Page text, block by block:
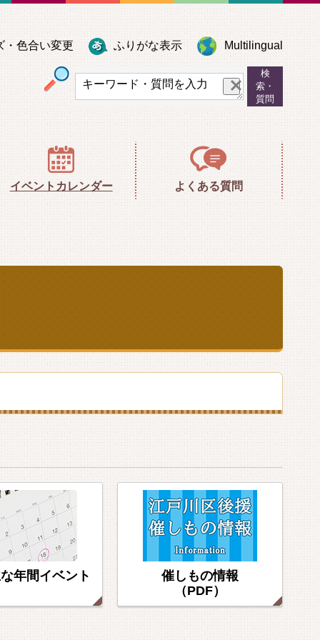
・色合い変更 ふりがな表示 Multilingual
サイト内検索
検
索・
質問
イベントカレンダー よくある質問
年間イベント
催しもの情報
（PDF）